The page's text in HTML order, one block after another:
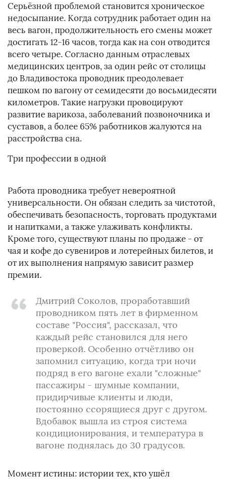
Серьёзной проблемой становится хроническое
недосыпание. Когда сотрудник работает один на
весь вагон, продолжительность его смены может
достигать 12-16 часов, тогда как на сон отводится
всего четыре. Согласно данным отраслевых
медицинских центров, за один рейс от столицы
до Владивостока проводник преодолевает
пешком по вагону от семидесяти до восьмидесяти
километров. Такие нагрузки провоцируют
развитие варикоза, заболеваний позвоночника и
суставов, а более 65% работников жалуются на
расстройства сна.
Три профессии в одной
Работа проводника требует невероятной
универсальности. Он обязан следить за чистотой,
обеспечивать безопасность, торговать продуктами
и напитками, а также улаживать конфликты.
Кроме того, существуют планы по продаже - от
чая и кофе до сувениров и лотерейных билетов, и
от их выполнения напрямую зависит размер
премии.
Дмитрий Соколов, проработавший
проводником пять лет в фирменном
составе "Россия", рассказал, что
каждый рейс становился для него
проверкой. Особенно отчётливо он
запомнил ситуацию, когда три ночи
подряд в его вагоне ехали "сложные"
пассажиры - шумные компании,
придирчивые клиенты и люди,
постоянно ссорящиеся друг с другом.
Вдобавок вышла из строя система
кондиционирования, и температура в
вагоне поднялась до 30 градусов.
Момент истины: истории тех, кто ушёл